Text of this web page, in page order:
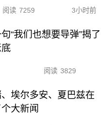
阅读 7259 3小时前
“我们也想要导弹”揭了
阅读 3829
埃尔多安、夏巴兹在
大新闻